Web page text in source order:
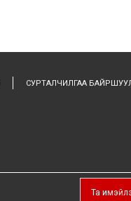
СУРТАЛЧИЛГАА
Та